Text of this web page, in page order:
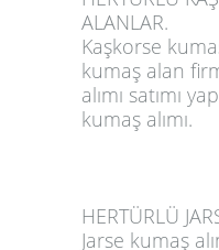
ALANLAR.
Kaşkorse
kumaş alan
alımı satımı
kumaş alımı.
HERTÜRLÜ
Jarse kumaş